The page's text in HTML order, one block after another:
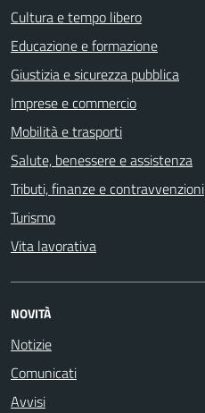
Cultura e tempo libero
Educazione e formazione
Giustizia e sicurezza pubblica
Imprese e commercio
Mobilità e trasporti
Salute, benessere e assistenza
Tributi, finanze e contravvenzioni
Turismo
Vita lavorativa
NOVITÀ
Notizie
Comunicati
Avvisi